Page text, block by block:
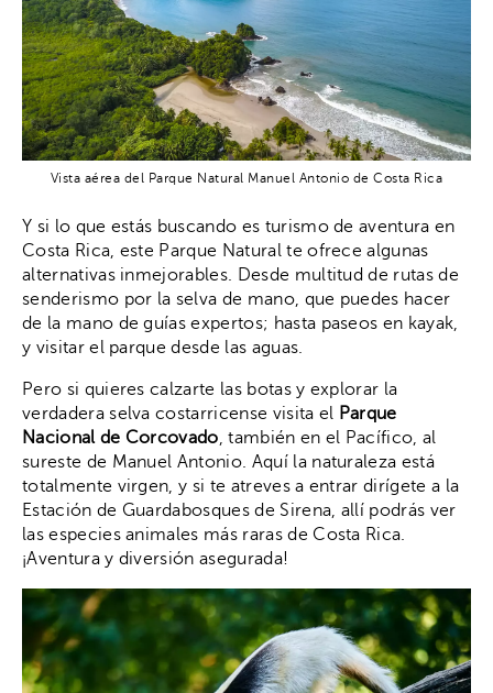
Vista aérea del Parque Natural Manuel Antonio de Costa Rica
Y si lo que estás buscando es turismo de aventura en
Costa Rica, este Parque Natural te ofrece algunas
alternativas inmejorables. Desde multitud de rutas de
senderismo por la selva de mano, que puedes hacer
de la mano de guías expertos; hasta paseos en kayak,
y visitar el parque desde las aguas.
Pero si quieres calzarte las botas y explorar la
verdadera selva costarricense visita el Parque
Nacional de Corcovado, también en el Pacífico, al
sureste de Manuel Antonio. Aquí la naturaleza está
totalmente virgen, y si te atreves a entrar dirígete a la
Estación de Guardabosques de Sirena, allí podrás ver
las especies animales más raras de Costa Rica.
¡Aventura y diversión asegurada!